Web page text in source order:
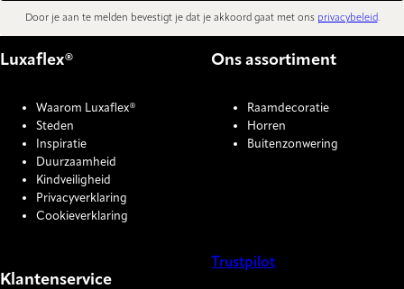
Door je aan te melden bevestigt je dat je akkoord gaat met ons privacybeleid.
Luxaflex®
Waarom Luxaflex®
Steden
Inspiratie
Duurzaamheid
Kindveiligheid
Privacyverklaring
Cookieverklaring
Ons assortiment
Raamdecoratie
Horren
Buitenzonwering
Klantenservice
Trustpilot